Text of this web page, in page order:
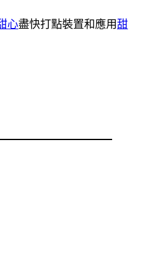
心盡快打點裝置和應用甜